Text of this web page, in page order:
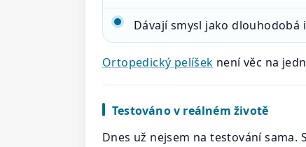
Dávají smysl jako dlouhodobá
Ortopedický pelíšek není věc na
Testováno v reálném životě
Dnes už nejsem na testování